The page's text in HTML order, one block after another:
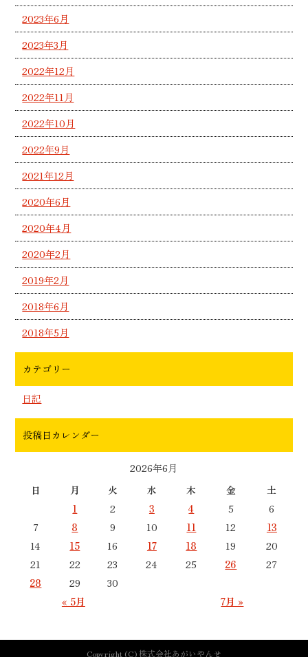
2023年6月
2023年3月
2022年12月
2022年11月
2022年10月
2022年9月
2021年12月
2020年6月
2020年4月
2020年2月
2019年2月
2018年6月
2018年5月
カテゴリー
日記
投稿日カレンダー
2026年6月
日
月 火 水 木 金 土
« 5月 7月 »
1 2 3 4 5
6
7
8 9 10 11 12
13
14
15 16 17 18 19
20
21
22 23 24 25 26
27
28
29 30
Copyright (C) 株式会社あがいやんせ